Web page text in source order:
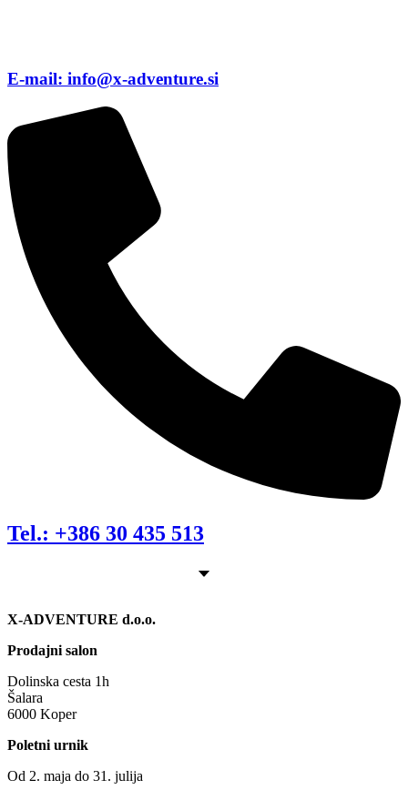
E-mail: info@x-adventure.si
Tel.: +386 30 435 513
X-ADVENTURE d.o.o.
Prodajni salon
Dolinska cesta 1h
Šalara
6000 Koper
Poletni urnik
Od 2. maja do 31. julija